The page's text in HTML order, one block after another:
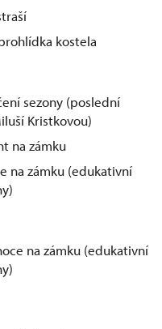
kostela
sezony (poslední
Kristkovou)
na zámku
na zámku (edukativní
na zámku (edukativní